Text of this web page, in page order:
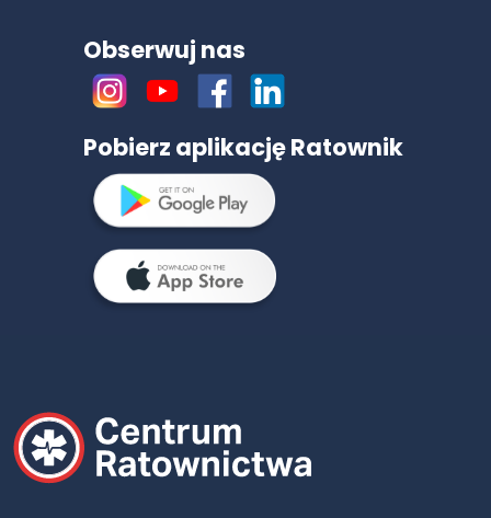
Obserwuj nas
Pobierz aplikację Ratownik